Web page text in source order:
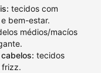
tecidos com
bem-estar.
médios/macíos
tecidos
frizz.